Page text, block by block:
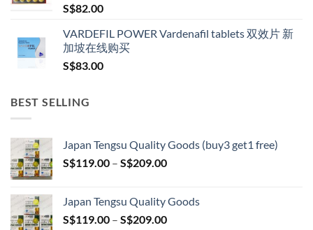
S$82.00
VARDEFIL POWER Vardenafil tablets 双效片 新
加坡在线购买
S$83.00
BEST SELLING
Japan Tengsu Quality Goods (buy3 get1 free)
S$119.00 – S$209.00Price
through
S$209.00
Japan Tengsu Quality Goods
S$119.00 – S$209.00Price